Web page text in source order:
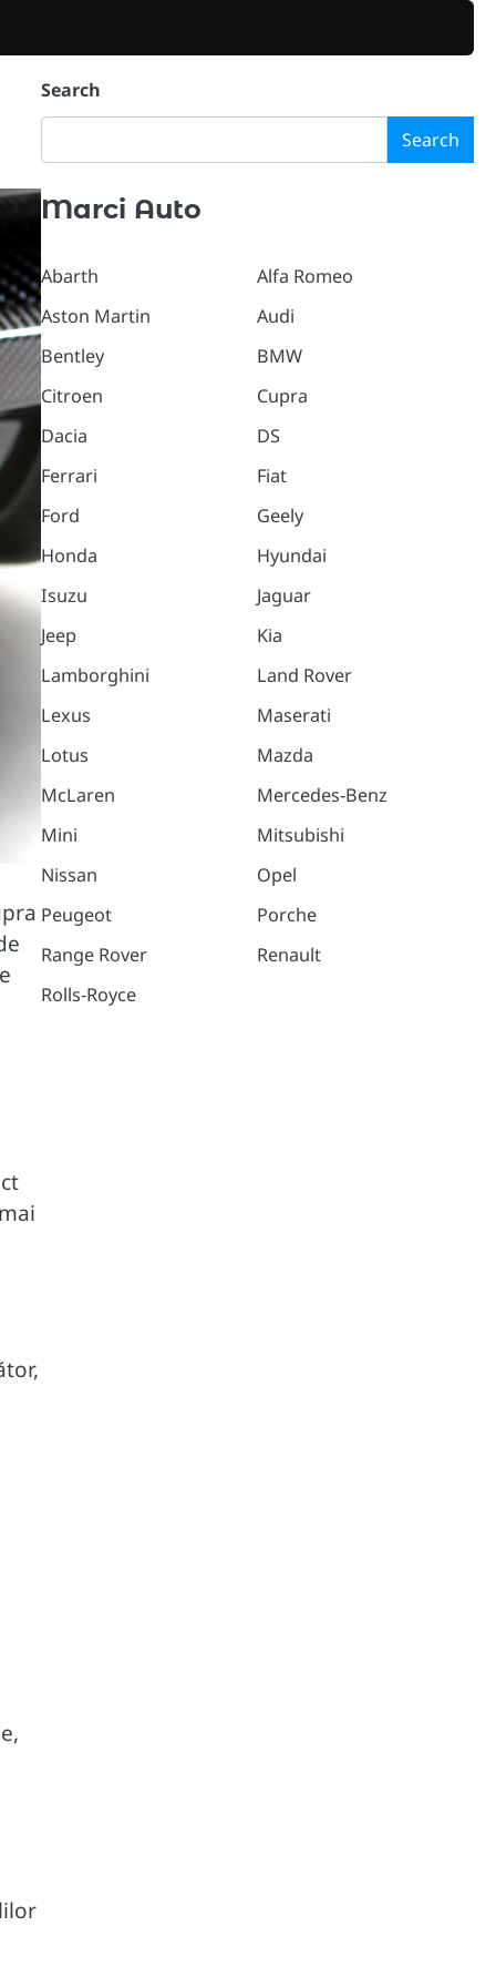
Search
Search
Marci Auto
Abarth
Aston Martin
Bentley
Citroen
Dacia
Ferrari
Ford
Honda
Isuzu
Jeep
Lamborghini
Lexus
Lotus
McLaren
Mini
Nissan
Peugeot
Range Rover
Rolls-Royce
Alfa Romeo
Audi
BMW
Cupra
DS
Fiat
Geely
Hyundai
Jaguar
Kia
Land Rover
Maserati
Mazda
Mercedes-Benz
Mitsubishi
Opel
Porche
Renault